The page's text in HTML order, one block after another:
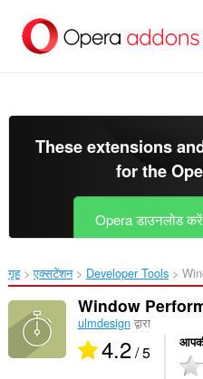
सामग्री
These extensions
for the
Opera डाउनलोड करें
गृह एक्सटेंशन Developer Tools
Window
ulmdesignद्वारा
4.2/ 5